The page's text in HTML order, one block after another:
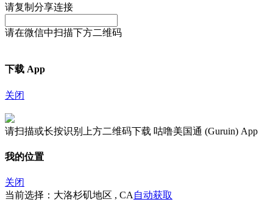
请复制分享连接
请在微信中扫描下方二维码
下载 App
关闭
请扫描或长按识别上方二维码下载 咕噜美国通 (Guruin) App
我的位置
关闭
当前选择：大洛杉矶地区 , CA 自动获取